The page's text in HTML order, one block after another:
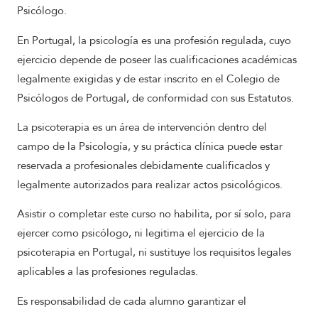
Psicólogo.
En Portugal, la psicología es una profesión regulada, cuyo
ejercicio depende de poseer las cualificaciones académicas
legalmente exigidas y de estar inscrito en el Colegio de
Psicólogos de Portugal, de conformidad con sus Estatutos.
La psicoterapia es un área de intervención dentro del
campo de la Psicología, y su práctica clínica puede estar
reservada a profesionales debidamente cualificados y
legalmente autorizados para realizar actos psicológicos.
Asistir o completar este curso no habilita, por sí solo, para
ejercer como psicólogo, ni legitima el ejercicio de la
psicoterapia en Portugal, ni sustituye los requisitos legales
aplicables a las profesiones reguladas.
Es responsabilidad de cada alumno garantizar el